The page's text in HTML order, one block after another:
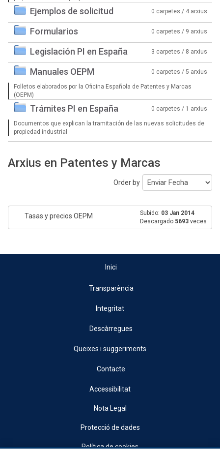
Ejemplos de solicitud 0 carpetes / 4 arxius
Formularios 0 carpetes / 9 arxius
Legislación PI en España 3 carpetes / 8 arxius
Manuales OEPM 0 carpetes / 5 arxius
Folletos elaborados por la Oficina Española de Patentes y Marcas
(OEPM)
Trámites PI en España 0 carpetes / 1 arxius
Documentos que explican la tramitación de las nuevas solicitudes de
propiedad industrial
Arxius en Patentes y Marcas
Order by
Tasas y precios OEPM Subido: 03 Jan 2014
Descargado 5693 veces
Inici
Transparència
Integritat
Descàrregues
Queixes i suggeriments
Contacte
Accessibilitat
Nota Legal
Protecció de dades
Política de cookies